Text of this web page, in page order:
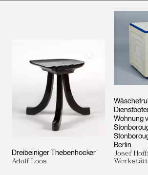
Dreibeiniger Thebenhocker
Adolf Loos
Meiner Sammlung
Wohnung
Berlin
Josef